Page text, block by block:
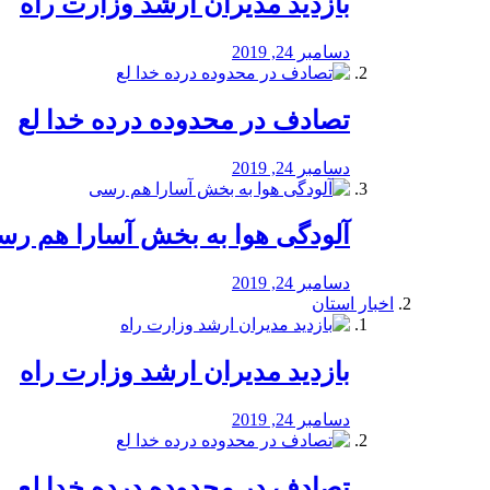
دسامبر 24, 2019
تصادف در محدوده درده خدا لع
دسامبر 24, 2019
آلودگی هوا به بخش آسارا هم
دسامبر 24, 2019
اخبار استان
بازدید مدیران ارشد وزارت راه
دسامبر 24, 2019